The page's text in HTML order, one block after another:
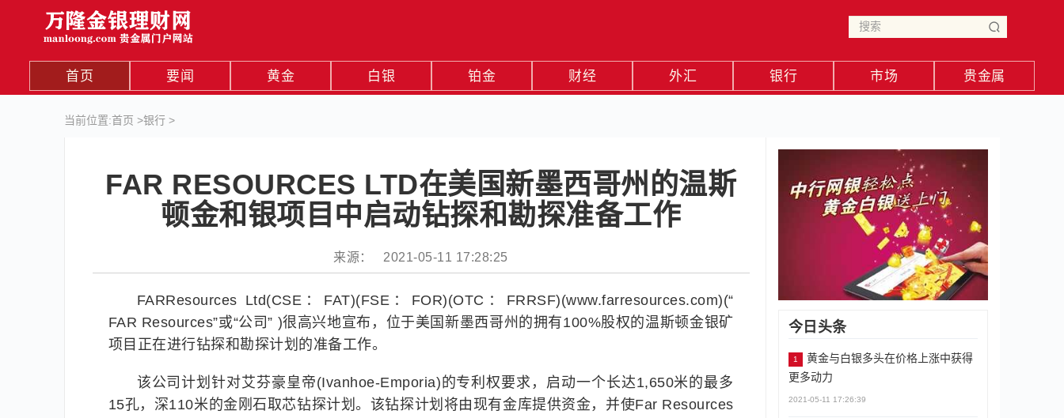
首页 要闻 黄金 白银 铂金 财经 外汇 银行 市场 贵金属
当前位置:首页 >银行>
FAR RESOURCES LTD在美国新墨西哥州的温斯
顿金和银项目中启动钻探和勘探准备工作
来源： 2021-05-11 17:28:25
FARResources Ltd(CSE：FAT)(FSE：FOR)(OTC：FRRSF)(www.farresources.com)(“
FAR Resources”或“公司” )很高兴地宣布，位于美国新墨西哥州的拥有100%股权的温斯顿金银矿
项目正在进行钻探和勘探计划的准备工作。
该公司计划针对艾芬豪皇帝(Ivanhoe-Emporia)的专利权要求，启动一个长达1,650米的最多
15孔，深110米的金刚石取芯钻探计划。该钻探计划将由现有金库提供资金，并使Far Resources
今日头条
1
黄金与白银多头在价格上涨中获得
更多动力
2021-05-11 17:26:39